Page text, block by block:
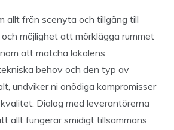
allt från scenyta och tillgång till
möjlighet att mörklägga rummet
att matcha lokalens
behov och den typ av
undviker ni onödiga kompromisser
Dialog med leverantörerna
allt fungerar smidigt tillsammans